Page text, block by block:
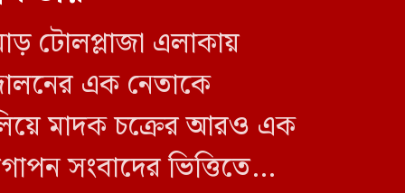
ভারতকে ভয় পেয়েই জুলাই জাদুঘর
থেকে ফেলানী ও মোদিবিরোধী
আন্দোলনের ছবি সরানো হয়েছে:
নাহিদ
টোলপ্লাজা এলাকায়
এক নেতাকে
মাদক চক্রের আরও এক
সংবাদের ভিত্তিতে